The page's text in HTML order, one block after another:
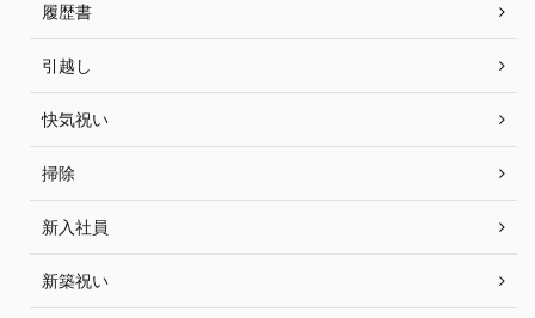
履歴書
引越し
快気祝い
掃除
新入社員
新築祝い